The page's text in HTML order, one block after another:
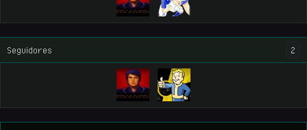
Seguidores 2